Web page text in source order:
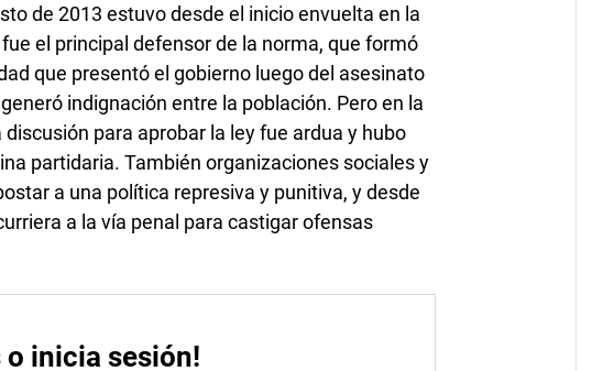
de 2013 estuvo desde el inicio envuelta en la
el principal defensor de la norma, que formó
que presentó el gobierno luego del asesinato
indignación entre la población. Pero en la
para aprobar la ley fue ardua y hubo
partidaria. También organizaciones sociales y
a una política represiva y punitiva, y desde
a la vía penal para castigar ofensas
o inicia sesión!